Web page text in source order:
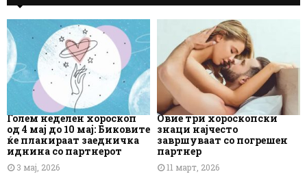
Голем неделен хороскоп
од 4 мај до 10 мај: Биковите
ќе планираат заедничка
иднина со партнерот
3 мај, 2026
Овие три хороскопски
знаци најчесто
завршуваат со погрешен
партнер
11 март, 2026